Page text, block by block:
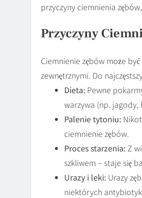
przyczyny ciemnienia
Przyczyny
Ciemnienie zębów może
zewnętrznymi. Do
Dieta: Pewne
warzywa (np. jagody,
Palenie tytoniu:
ciemnienie zębów.
Proces starzenia: Z
szkliwem – staje się
Urazy i leki: Urazy
niektórych